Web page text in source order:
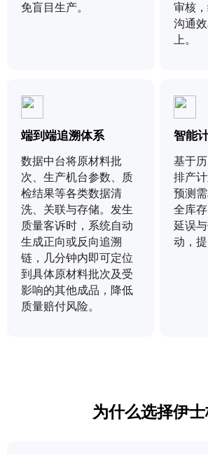
免盲目生产。
审核
沟通
上。
端到端追溯体系
数据中台将原材料批
次、生产机台参数、质
检结果等各类数据清
洗、关联与存储。发生
质量客诉时，系统自动
生成正向或反向追溯
链，几分钟内即可定位
到具体原材料批次及受
影响的其他成品，降低
质量赔付风险。
智能
基于
排产
预测
全库
延误
动，
为什么选择伊